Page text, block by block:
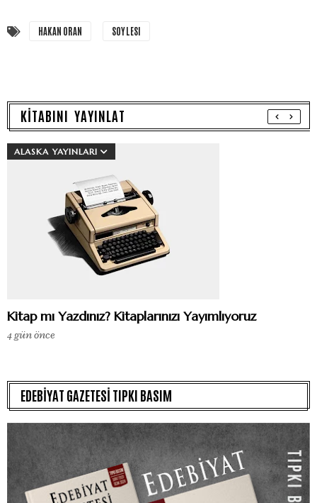
HAKAN ORAN SOYLESI
KİTABINI YAYINLAT
ALASKA YAYINLARI
Kitap mı Yazdınız? Kitaplarınızı Yayımlıyoruz
4 gün önce
EDEBİYAT GAZETESİ TIPKI BASIM